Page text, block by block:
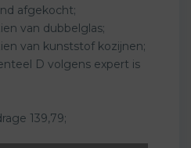
afgekocht;
van dubbelglas;
van kunststof kozijnen;
D volgens expert is
139,79;